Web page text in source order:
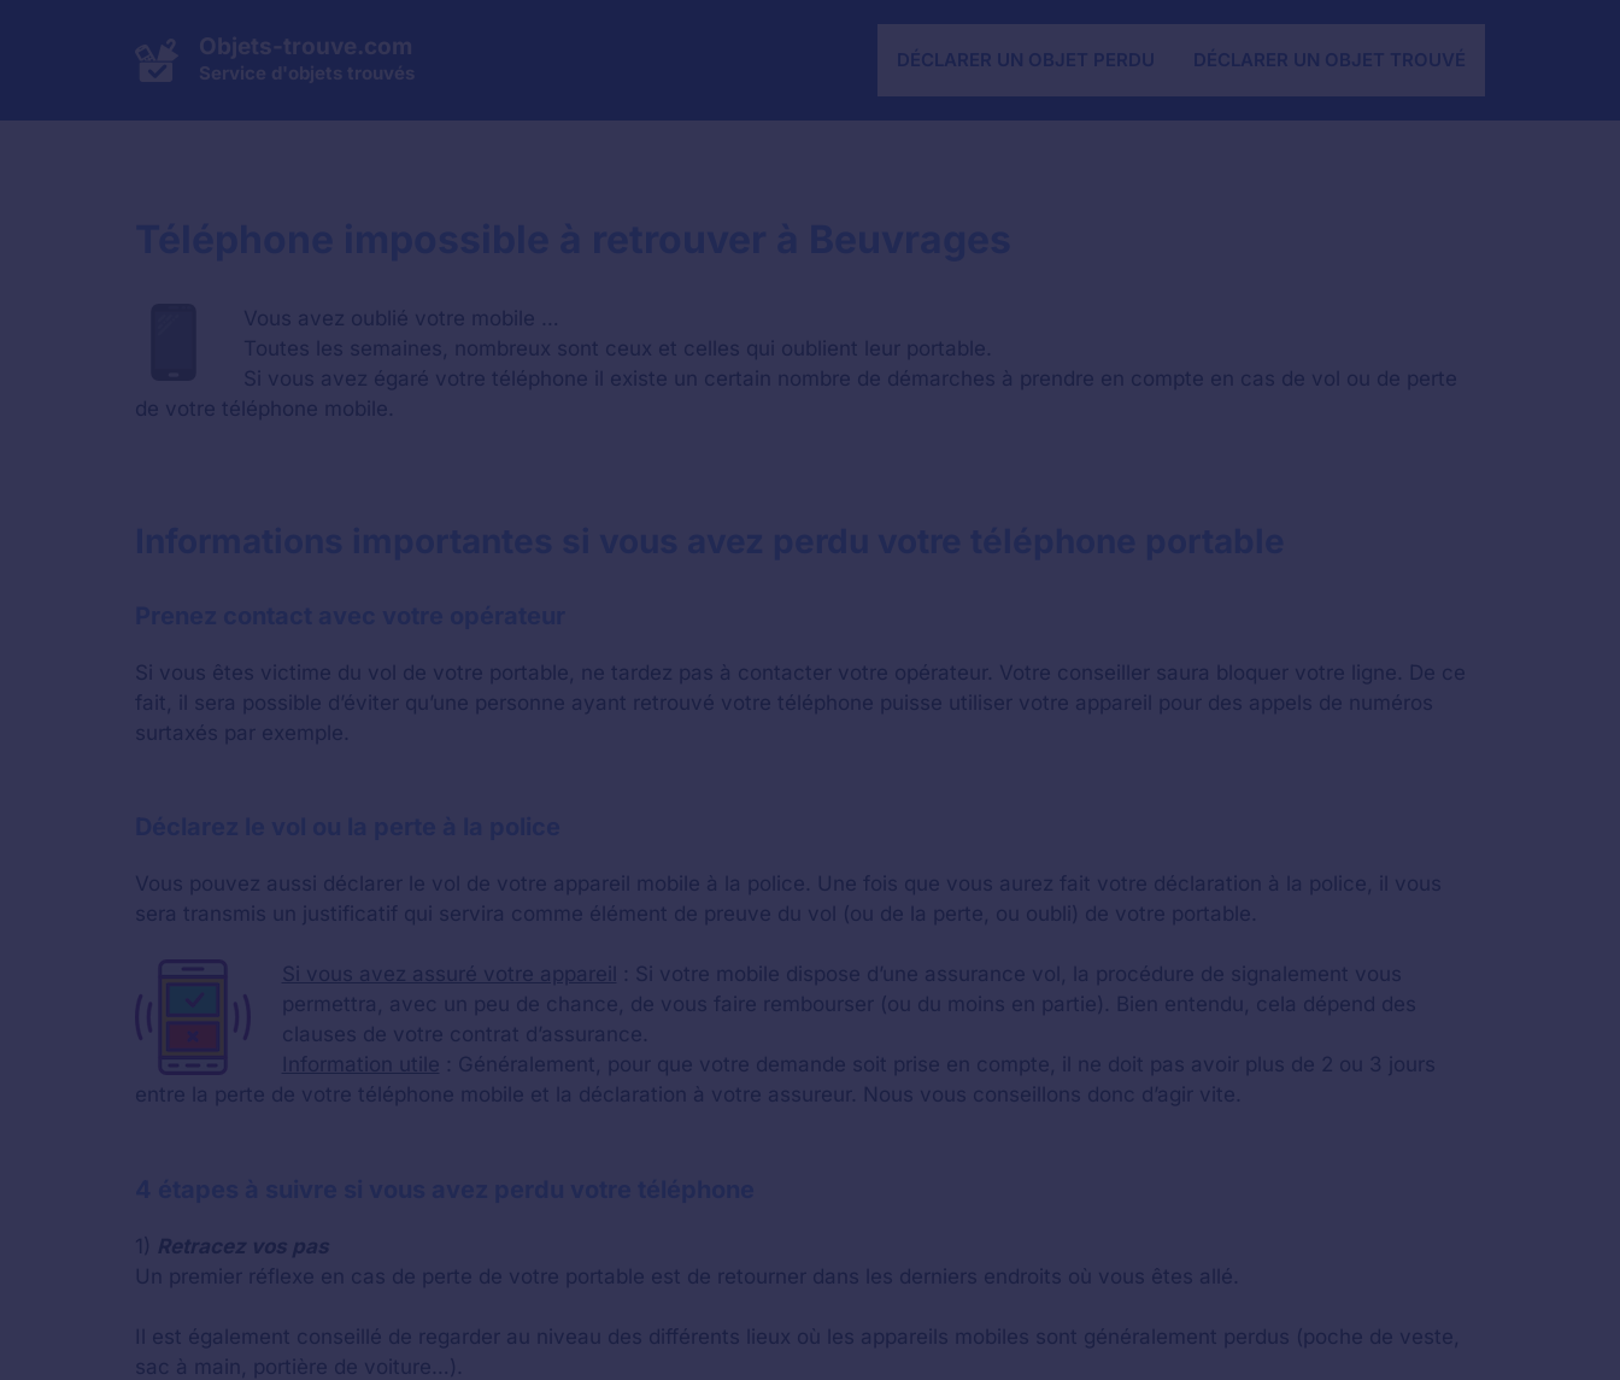
Objets-trouve.com
Service d'objets trouvés
DÉCLARER UN OBJET PERDU DÉCLARER UN OBJET TROUVÉ
Vous avez oublié votre mobile …
Toutes les semaines, nombreux sont ceux et celles qui oublient leur portable.
Si vous avez égaré votre téléphone il existe un certain nombre de démarches à prendre en compte en cas de vol ou de perte
de votre téléphone mobile.
Si vous êtes victime du vol de votre portable, ne tardez pas à contacter votre opérateur. Votre conseiller saura bloquer votre ligne. De ce
fait, il sera possible d’éviter qu’une personne ayant retrouvé votre téléphone puisse utiliser votre appareil pour des appels de numéros
surtaxés par exemple.
Vous pouvez aussi déclarer le vol de votre appareil mobile à la police. Une fois que vous aurez fait votre déclaration à la police, il vous
sera transmis un justificatif qui servira comme élément de preuve du vol (ou de la perte, ou oubli) de votre portable.
Si vous avez assuré votre appareil
: Si votre mobile dispose d’une assurance vol, la procédure de signalement vous
permettra, avec un peu de chance, de vous faire rembourser (ou du moins en partie). Bien entendu, cela dépend des
clauses de votre contrat d’assurance.
Information utile : Généralement, pour que votre demande soit prise en compte, il ne doit pas avoir plus de 2 ou 3 jours
entre la perte de votre téléphone mobile et la déclaration à votre assureur. Nous vous conseillons donc d’agir vite.
1) Retracez vos pas
Un premier réflexe en cas de perte de votre portable est de retourner dans les derniers endroits où vous êtes allé.
Il est également conseillé de regarder au niveau des différents lieux où les appareils mobiles sont généralement perdus (poche de veste,
sac à main, portière de voiture…).